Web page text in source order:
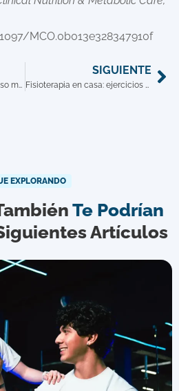
MCO.0b013e328347910f
La importancia del descanso mental en rutinas de alto rendimiento
SIGUIENTE
Fisioterapia en casa: ejercicios clave para cuidar tus articulaciones
EXPLORANDO
Te Podrían
Artículos